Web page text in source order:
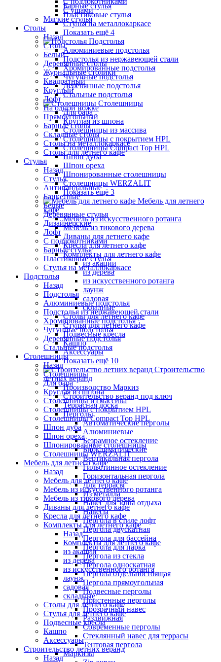
Барные стулья
Пластиковые стулья
Стулья на металлокаркасе
Показать ещё 4
Подстолья
Алюминиевые подстолья
Подстолья из нержавеющей стали
Хромированные подстолья
Чугунные подстолья
Деревянные подстолья
Стальные подстолья
Столешницы
Для бара
Круглая из шпона
Столешницы из массива
Столешницы с покрытием HPL
Столешницы Сompact Top HPL
Шпон дуба
Шпон ореха
Шпонированные столешницы
Столешницы WERZALIT
Показать ещё 3
Мебель для летнего
кафе
Мебель из искусственного ротанга
Мебель из тикового дерева
Диваны для летнего кафе
Кресла для летнего кафе
Комплекты для летнего кафе
из акации
из дерева
из искусственного ротанга
лаунж
садовая
складные
Столы для летнего кафе
Стулья для летнего кафе
Подвесные кресла
Кашпо
Аксессуары
Показать ещё 10
Строительство
летних веранд
Производство Маркиз
Строительство веранд под ключ
Террасная доска
Перголы
Автоматические перголы
Алюминиевые
Безрамное остекление
Биоклиматические
Вертикальная пергола
Гильотинное остекление
Горизонтальная пергола
Для террасы
Из металла
Навес для зоны отдыха
Навесы
Пергола в стиле лофт
Пергола двускатная
Пергола для бассейна
Пергола для парка
Пергола из стекла
Пергола односкатная
Пергола отдельностоящая
Пергола прямоугольная
Подвесные перголы
Пристенные перголы
Прозрачный навес
Раздвижная
Современные перголы
Стеклянный навес для террасы
Тентовая пергола
Маркизы
С ушами
Мягкие стулья
Столы
Назад
Столы
Белый
Деревянные столы
Журнальные столики
Квадратный
Круглый
Лофт
На одной ножке
Прямоугольный
Барные столы
Складные столы
Столы на металлокаркасе
Столы для летнего кафе
Стулья
Назад
Стулья
Антивандальные
Банкетные
Белые
Деревянные стулья
Дизайнерские
Лофт
С подлокотниками
Барные стулья
Пластиковые стулья
Стулья на металлокаркасе
Подстолья
Назад
Подстолья
Алюминиевые подстолья
Подстолья из нержавеющей стали
Хромированные подстолья
Чугунные подстолья
Деревянные подстолья
Стальные подстолья
Столешницы
Назад
Столешницы
Для бара
Круглая из шпона
Столешницы из массива
Столешницы с покрытием HPL
Столешницы Сompact Top HPL
Шпон дуба
Шпон ореха
Шпонированные столешницы
Столешницы WERZALIT
Мебель для летнего кафе
Назад
Мебель для летнего кафе
Мебель из искусственного ротанга
Мебель из тикового дерева
Диваны для летнего кафе
Кресла для летнего кафе
Комплекты для летнего кафе
Назад
Комплекты для летнего кафе
из акации
из дерева
из искусственного ротанга
лаунж
садовая
складные
Столы для летнего кафе
Стулья для летнего кафе
Подвесные кресла
Кашпо
Аксессуары
Строительство летних веранд
Назад